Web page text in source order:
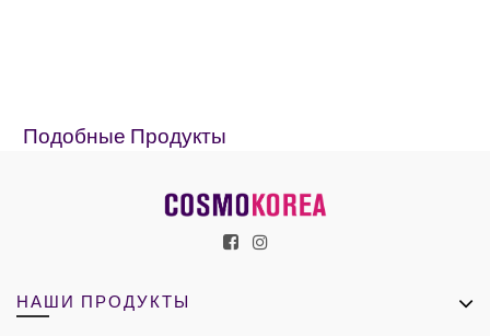
Подобные Продукты
НАШИ ПРОДУКТЫ